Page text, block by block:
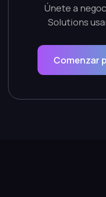
Únete a
Solutions
Comenzar